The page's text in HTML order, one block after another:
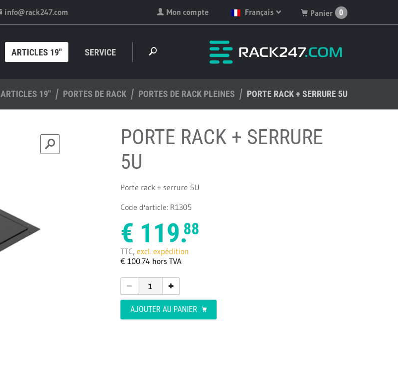
info@rack247.com Panier 0
produits dans votre
panier.
Français
Deutsch
Français
Mon compte
ARTICLES 19" SERVICE
ARTICLES 19" PORTES DE RACK PORTES DE RACK PLEINES PORTE RACK + SERRURE 5U
PORTE RACK + SERRURE
5U
Porte rack + serrure 5U
Code d'article: R1305
€ 119.88
TTC, excl. expédition
€ 100.74 hors TVA
AJOUTER AU PANIER